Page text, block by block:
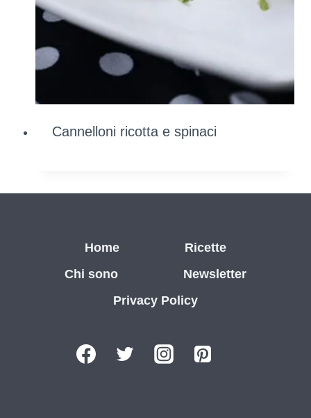
Cannelloni ricotta e spinaci
Home
Ricette
Chi sono
Newsletter
Privacy Policy